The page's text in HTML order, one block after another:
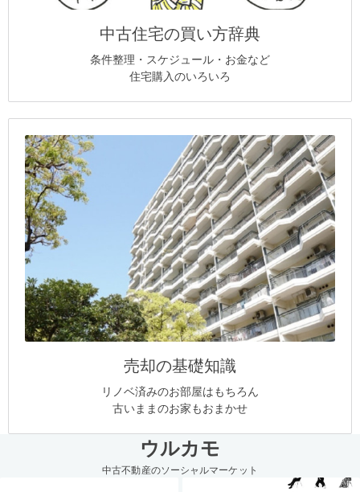
中古住宅の買い方辞典
条件整理・スケジュール・お金など
住宅購入のいろいろ
売却の基礎知識
リノベ済みのお部屋はもちろん
古いままのお家もおまかせ
ウルカモ
中古不動産のソーシャルマーケット